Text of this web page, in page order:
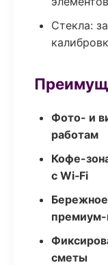
Стекла:
Фото- и
работам
Кофе-
с Wi‑Fi
премиум-
сметы